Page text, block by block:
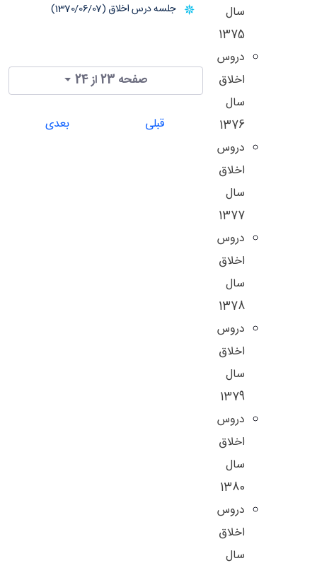
سال
1375
دروس
اخلاق
سال
1376
دروس
اخلاق
سال
1377
دروس
اخلاق
سال
1378
دروس
اخلاق
سال
1379
دروس
اخلاق
سال
1380
دروس
اخلاق
سال
جلسه درس اخلاق (1370/06/07)
صفحه 23 از 24
قبلی بعدی